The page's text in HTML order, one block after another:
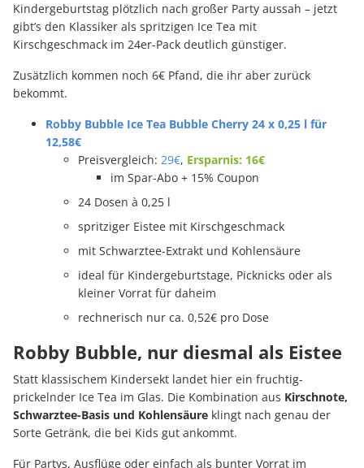
Kindergeburtstag plötzlich nach großer Party aussah – jetzt
gibt’s den Klassiker als spritzigen Ice Tea mit
Kirschgeschmack im 24er-Pack deutlich günstiger.
Zusätzlich kommen noch 6€ Pfand, die ihr aber zurück
bekommt.
Robby Bubble Ice Tea Bubble Cherry 24 x 0,25 l für
12,58€
Preisvergleich: 29€, Ersparnis: 16€
im Spar-Abo + 15% Coupon
24 Dosen à 0,25 l
spritziger Eistee mit Kirschgeschmack
mit Schwarztee-Extrakt und Kohlensäure
ideal für Kindergeburtstage, Picknicks oder als
kleiner Vorrat für daheim
rechnerisch nur ca. 0,52€ pro Dose
Robby Bubble, nur diesmal als Eistee
Statt klassischem Kindersekt landet hier ein fruchtig-
prickelnder Ice Tea im Glas. Die Kombination aus Kirschnote,
Schwarztee-Basis und Kohlensäure klingt nach genau der
Sorte Getränk, die bei Kids gut ankommt.
Für Partys, Ausflüge oder einfach als bunter Vorrat im